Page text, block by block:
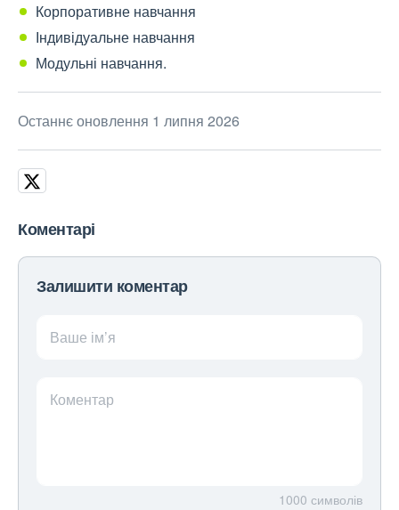
Корпоративне навчання
Індивідуальне навчання
Модульні навчання.
Останнє оновлення 1 липня 2026
Коментарі
Залишити коментар
Ваше ім’я
Коментар
1000 символів